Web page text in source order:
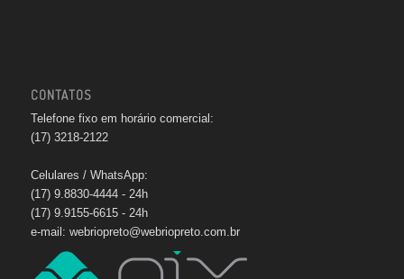
CONTATOS
Telefone fixo em horário comercial:
(17) 3218-2122
Celulares / WhatsApp:
(17) 9.8830-4444 - 24h
(17) 9.9155-6615 - 24h
e-mail: webriopreto@webriopreto.com.br